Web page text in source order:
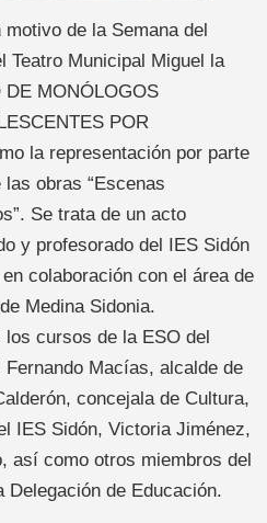
de la Semana del
Teatro Municipal Miguel la
MONÓLOGOS
POR
la representación por parte
obras “Escenas
Se trata de un acto
y profesorado del IES Sidón
colaboración con el área de
Medina Sidonia.
cursos de la ESO del
Macías, alcalde de
concejala de Cultura,
IES Sidón, Victoria Jiménez,
así como otros miembros del
Delegación de Educación.